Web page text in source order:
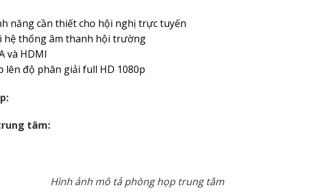
năng cần thiết cho hội nghị trực tuyến
hệ thống âm thanh hội trường
và HDMI
lên độ phân giải full HD 1080p
tâm:
Hình ảnh mô tả phòng họp trung tâm